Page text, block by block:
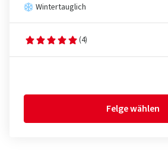
Wintertauglich
(4)
Felge wählen